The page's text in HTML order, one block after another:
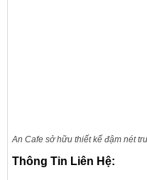
An Cafe sở hữu thiết kế đậm nét
Thông Tin Liên Hệ: